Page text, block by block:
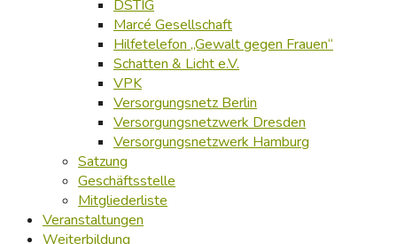
DSTIG
Marcé Gesellschaft
Hilfetelefon „Gewalt gegen Frauen“
Schatten & Licht e.V.
VPK
Versorgungsnetz Berlin
Versorgungsnetzwerk Dresden
Versorgungsnetzwerk Hamburg
Satzung
Geschäftsstelle
Mitgliederliste
Veranstaltungen
Weiterbildung